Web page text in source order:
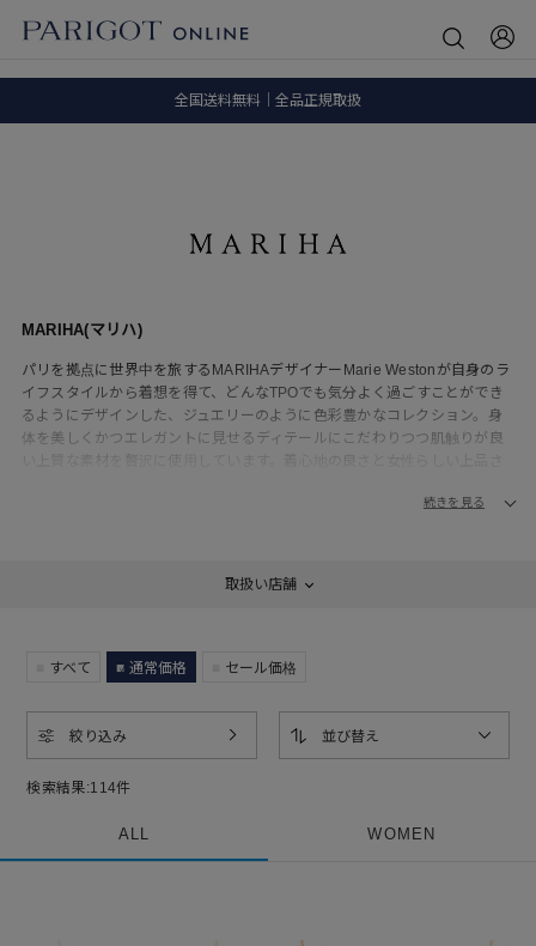
全国送料無料｜全品正規取扱
MARIHA(マリハ)
パリを拠点に世界中を旅するMARIHAデザイナーMarie Westonが自身のラ
イフスタイルから着想を得て、どんなTPOでも気分よく過ごすことができ
るようにデザインした、ジュエリーのように色彩豊かなコレクション。身
体を美しくかつエレガントに見せるディテールにこだわりつつ肌触りが良
続きを見る
取扱い店舗
すべて 通常価格 セール価格
検索結果:114件
絞り込み 並び替え
ALL WOMEN